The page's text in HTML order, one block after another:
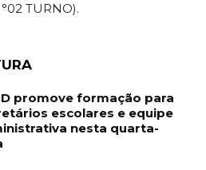
TURNO).
promove formação para
escolares e equipe
nesta quarta-